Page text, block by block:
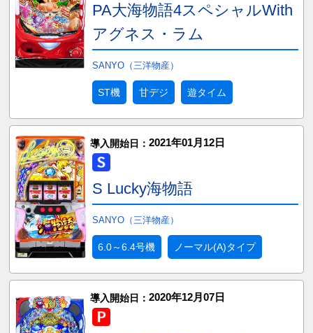
PA大海物語4スペシャルWith
アグネス・ラム
SANYO（三洋物産）
ST機 甘デジ 遊タイム
導入開始日： 2021年01月12日
S Lucky海物語
SANYO（三洋物産）
6.0～6.4号機 ノーマル(A)タイプ
導入開始日： 2020年12月07日